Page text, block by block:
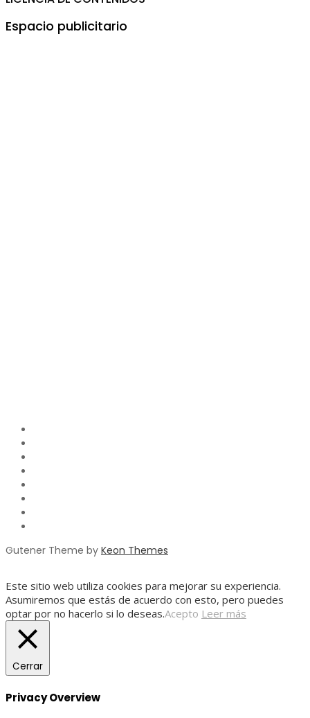
Espacio publicitario
Gutener Theme by Keon Themes
Este sitio web utiliza cookies para mejorar su experiencia.
Asumiremos que estás de acuerdo con esto, pero puedes
optar por no hacerlo si lo deseas.Acepto Leer más
Cerrar
Privacy Overview